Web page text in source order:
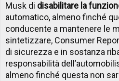
Musk di disabilitare la
automatico, almeno finché
conducente a mantenere le
sintetizzare, Consumer
di sicurezza e in sostanza
responsabilità
almeno finché questa non